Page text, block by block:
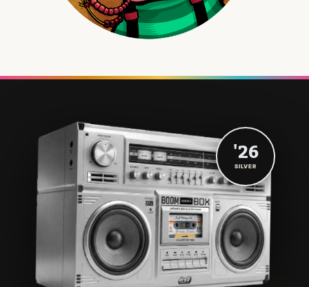
'26
SILVER